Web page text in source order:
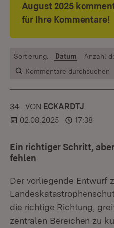
August 2025
für Ihre Kommentare!
Kommentare durchsuchen
Sortierung: Datum Anzahl
34. KOMMENTAR
VON :ECKARDTJ
02.08.2025
17:38
Ein richtiger Schritt,
fehlen
Der vorliegende Entwurf
die richtige Richtung,
zentralen Bereichen zu